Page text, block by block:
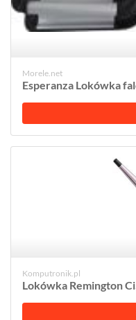
Morele.net
Esperanza Lokówka
Komputronik.pl
Lokówka Remington